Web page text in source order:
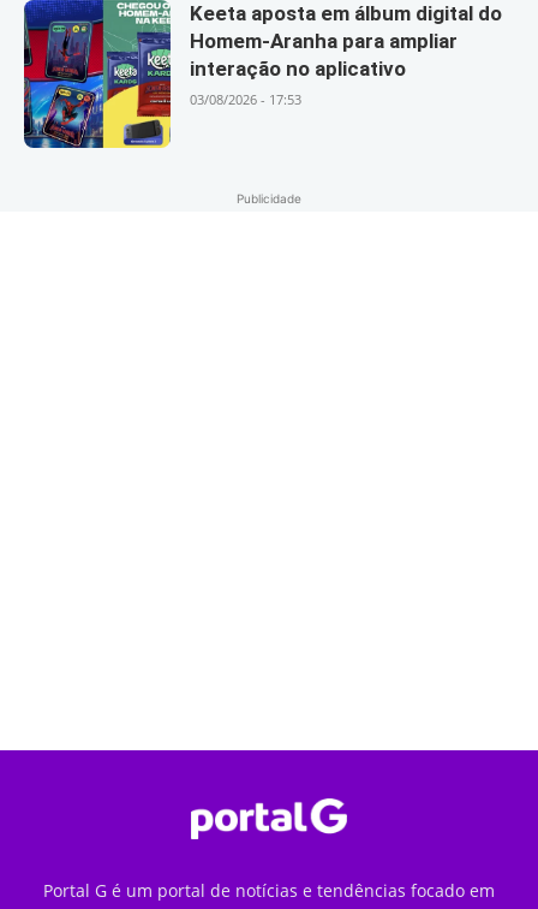
Keeta aposta em álbum digital do
Homem-Aranha para ampliar
interação no aplicativo
03/08/2026 - 17:53
Publicidade
Portal G é um portal de notícias e tendências focado em